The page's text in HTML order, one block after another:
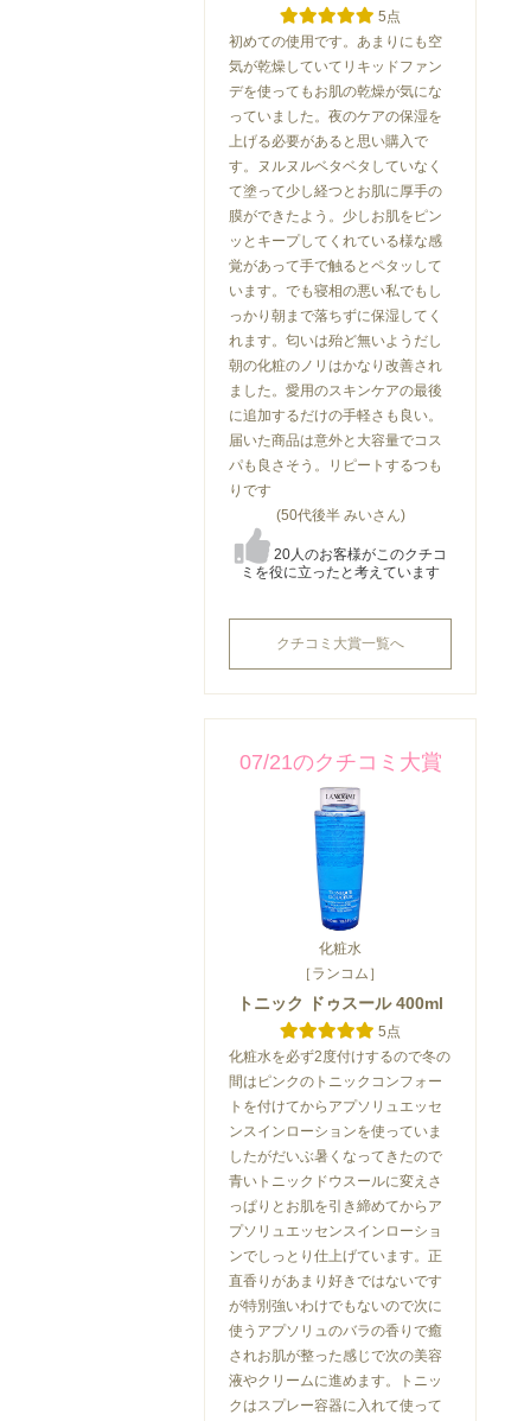
5点
初めての使用です。あまりにも空
気が乾燥していてリキッドファン
デを使ってもお肌の乾燥が気にな
っていました。夜のケアの保湿を
上げる必要があると思い購入で
す。ヌルヌルベタベタしていなく
て塗って少し経つとお肌に厚手の
膜ができたよう。少しお肌をピン
ッとキープしてくれている様な感
覚があって手で触るとペタッして
います。でも寝相の悪い私でもし
っかり朝まで落ちずに保湿してく
れます。匂いは殆ど無いようだし
朝の化粧のノリはかなり改善され
ました。愛用のスキンケアの最後
に追加するだけの手軽さも良い。
届いた商品は意外と大容量でコス
パも良さそう。リピートするつも
りです
(50代後半 みいさん)
20人のお客様がこのクチコ
ミを役に立ったと考えています
クチコミ大賞一覧へ
07/21のクチコミ大賞
化粧水
［ランコム］
トニック ドゥスール 400ml
5点
化粧水を必ず2度付けするので冬の
間はピンクのトニックコンフォー
トを付けてからアプソリュエッセ
ンスインローションを使っていま
したがだいぶ暑くなってきたので
青いトニックドウスールに変えさ
っぱりとお肌を引き締めてからア
プソリュエッセンスインローショ
ンでしっとり仕上げています。正
直香りがあまり好きではないです
が特別強いわけでもないので次に
使うアプソリュのバラの香りで癒
されお肌が整った感じで次の美容
液やクリームに進めます。トニッ
クはスプレー容器に入れて使って